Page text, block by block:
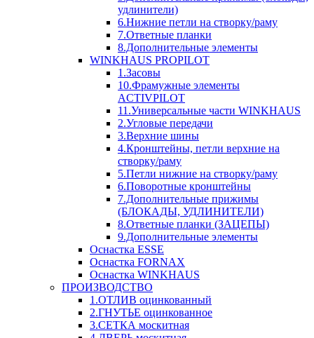
удлинители)
6.Нижние петли на створку/раму
7.Ответные планки
8.Дополнительные элементы
WINKHAUS PROPILOT
1.Засовы
10.Фрамужные элементы
ACTIVPILOT
11.Универсальные части WINKHAUS
2.Угловые передачи
3.Верхние шины
4.Кронштейны, петли верхние на
створку/раму
5.Петли нижние на створку/раму
6.Поворотные кронштейны
7.Дополнительные прижимы
(БЛОКАДЫ, УДЛИНИТЕЛИ)
8.Ответные планки (ЗАЦЕПЫ)
9.Дополнительные элементы
Оснастка ESSE
Оснастка FORNAX
Оснастка WINKHAUS
ПРОИЗВОДСТВО
1.ОТЛИВ оцинкованный
2.ГНУТЬЕ оцинкованное
3.СЕТКА москитная